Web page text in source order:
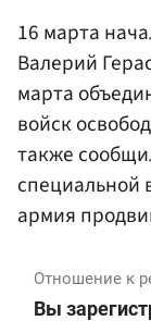
16 марта
Валерий
марта
войск
также
специальной
армия